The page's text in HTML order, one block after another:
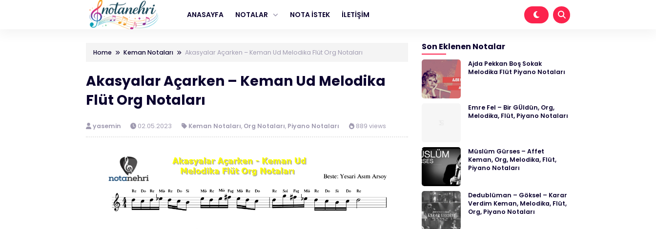
ANASAYFA NOTALAR NOTA İSTEK İLETİŞİM
Home Keman Notaları Akasyalar Açarken – Keman Ud Melodika Flüt Org Notaları
Akasyalar Açarken – Keman Ud Melodika
Flüt Org Notaları
yasemin 02.05.2023 Keman Notaları, Org Notaları, Piyano Notaları 889 views
Son Eklenen Notalar
Ajda Pekkan Boş Sokak
Melodika Flüt Piyano Notaları
Emre Fel – Bir GÜldün, Org,
Melodika, Flüt, Piyano Notaları
Müslüm Gürses – Affet
Keman, Org, Melodika, Flüt,
Piyano Notaları
Dedublüman – Göksel – Karar
Verdim Keman, Melodika, Flüt,
Org, Piyano Notaları